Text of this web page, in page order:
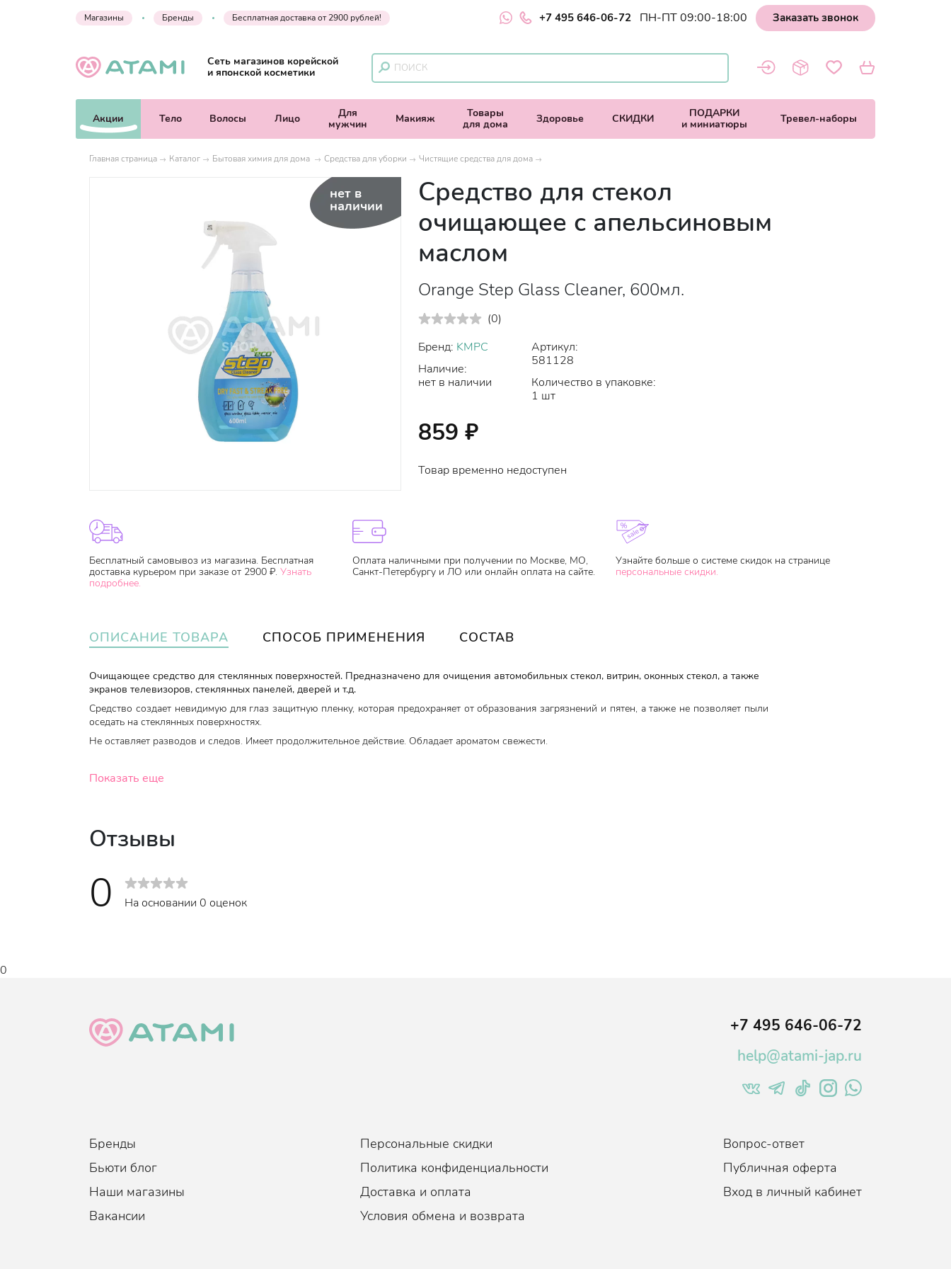
Магазины Бренды Бесплатная доставка от 2900 рублей! +7 495 646-06-72 ПН-ПТ 09:00-18:00 Заказать звонок
Сеть магазинов корейской
и японской косметики
Акции Тело Волосы Лицо
Для
мужчин
Макияж
Товары
для дома
Здоровье СКИДКИ
ПОДАРКИ
и миниатюры
Тревел-наборы
Главная страница Каталог Бытовая химия для дома Средства для уборки Чистящие средства для дома
нет в
наличии
Средство для стекол
очищающее с апельсиновым
маслом
Orange Step Glass Cleaner, 600мл.
(0)
Бренд: KMPC
Наличие:
нет в наличии
Артикул:
581128
Количество в упаковке:
1 шт
859 ₽
Товар временно недоступен
Бесплатный самовывоз из магазина. Бесплатная
доставка курьером при заказе от 2900 ₽. Узнать
подробнее.
Оплата наличными при получении по Москве, МО,
Санкт-Петербургу и ЛО или онлайн оплата на сайте.
Узнайте больше о системе скидок на странице
персональные скидки.
ОПИСАНИЕ ТОВАРА СПОСОБ ПРИМЕНЕНИЯ СОСТАВ
Очищающее средство для стеклянных поверхностей. Предназначено для очищения автомобильных стекол, витрин, оконных стекол, а также
экранов телевизоров, стеклянных панелей, дверей и т.д.
Средство создает невидимую для глаз защитную пленку, которая предохраняет от образования загрязнений и пятен, а также не позволяет пыли
оседать на стеклянных поверхностях.
Не оставляет разводов и следов. Имеет продолжительное действие. Обладает ароматом свежести.
Показать еще
Отзывы
0 На основании 0 оценок
0
+7 495 646-06-72
help@atami-jap.ru
Бренды
Бьюти блог
Наши магазины
Вакансии
Персональные скидки
Политика конфиденциальности
Доставка и оплата
Условия обмена и возврата
Вопрос-ответ
Публичная оферта
Вход в личный кабинет